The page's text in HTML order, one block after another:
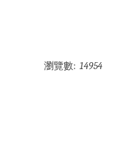
瀏覽數: 14954